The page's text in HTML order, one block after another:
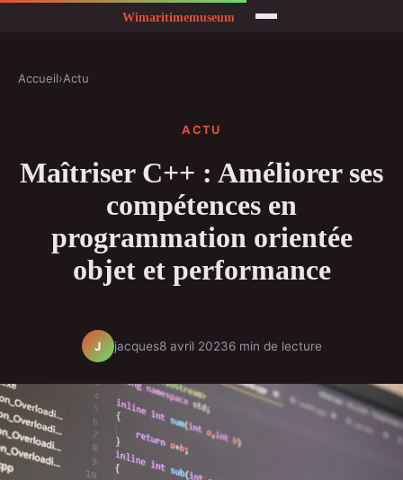
Accueil›Actu
ACTU
Maîtriser C++ : Améliorer ses
compétences en
programmation orientée
objet et performance
J jacques8 avril 20236 min de lecture